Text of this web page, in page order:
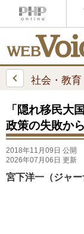
社会・教育
「隠れ移民
政策の失敗か
2018年11月09日 公開
2026年07月06日 更新
宮下洋一（ジャー